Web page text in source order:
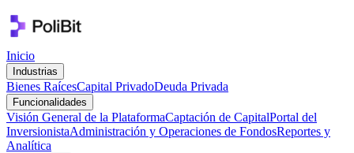
Inicio
Industrias
Bienes RaícesCapital PrivadoDeuda Privada
Funcionalidades
Visión General de la PlataformaCaptación de CapitalPortal del
InversionistaAdministración y Operaciones de FondosReportes y
Analítica